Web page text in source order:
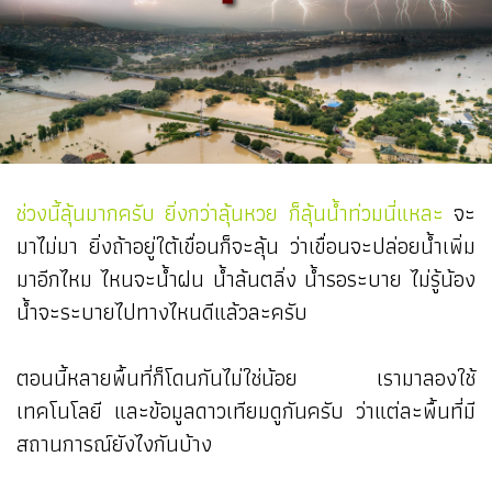
ช่วงนี้ลุ้นมากครับ ยิ่งกว่าลุ้นหวย ก็ลุ้นน้ำท่วมนี่แหละ จะ
มาไม่มา ยิ่งถ้าอยู่ใต้เขื่อนก็จะลุ้น ว่าเขื่อนจะปล่อยน้ำเพิ่ม
มาอีกไหม ไหนจะน้ำฝน น้ำล้นตลิ่ง น้ำรอระบาย ไม่รู้น้อง
น้ำจะระบายไปทางไหนดีแล้วละครับ
ตอนนี้หลายพื้นที่ก็โดนกันไม่ใช่น้อย เรามาลองใช้
เทคโนโลยี และข้อมูลดาวเทียมดูกันครับ ว่าแต่ละพื้นที่มี
สถานการณ์ยังไงกันบ้าง